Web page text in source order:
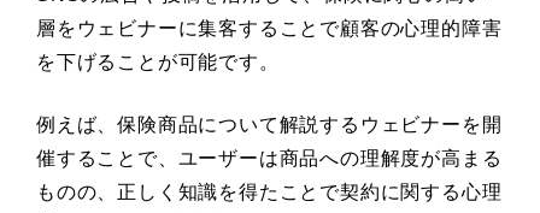
層をウェビナーに集客することで顧客の心理的障害
を下げることが可能です。
例えば、保険商品について解説するウェビナーを開
催することで、ユーザーは商品への理解度が高まる
ものの、正しく知識を得たことで契約に関する心理